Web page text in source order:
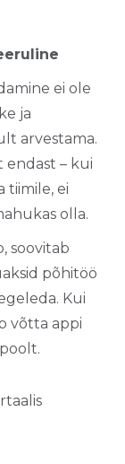
ei ole
ja
arvestama.
endast – kui
tiimile, ei
olla.
soovitab
põhitöö
Kui
võtta appi